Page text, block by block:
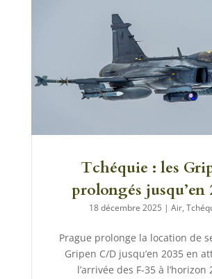
Tchéquie : les
prolongés jusqu’en
18 décembre 2025 |Air,
Prague prolonge la location de
Gripen C/D jusqu’en 2035 en
l’arrivée des F-35 à l’horizon